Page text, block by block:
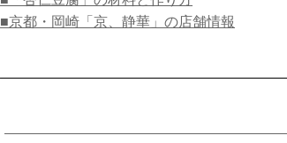
■京都・岡崎「京、静華」の店舗情報